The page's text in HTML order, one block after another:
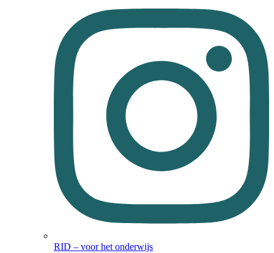
RID – voor het onderwijs